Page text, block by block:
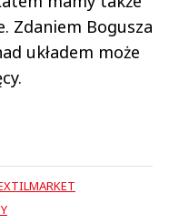
Zdaniem Bogusza
układem może